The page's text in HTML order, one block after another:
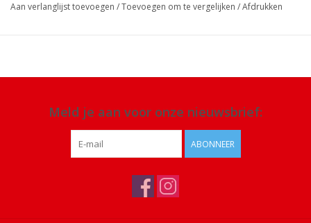
Aan verlanglijst toevoegen /Toevoegen om te vergelijken /Afdrukken
Meld je aan voor onze nieuwsbrief:
ABONNEER